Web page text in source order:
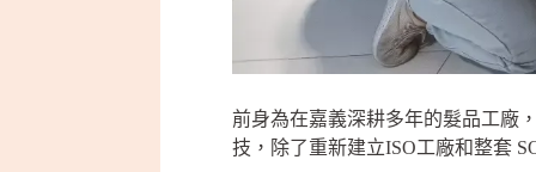
前身為在嘉義深耕多年的髮品工廠
技，除了重新建立ISO工廠和整套